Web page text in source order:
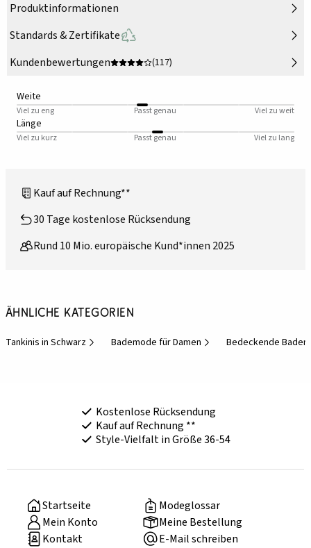
Produktinformationen
Standards & Zertifikate
Kundenbewertungen
(117)
Weite
Viel zu eng Passt genau Viel zu weit
Länge
Viel zu kurz Passt genau Viel zu lang
Kauf auf Rechnung**
30 Tage kostenlose Rücksendung
Rund 10 Mio. europäische Kund*innen 2025
Ähnliche Kategorien
Tankinis in Schwarz Bademode für Damen Bedeckende
Kostenlose Rücksendung
Kauf auf Rechnung **
Style-Vielfalt in Größe 36-54
Startseite
Modeglossar
Mein Konto
Meine Bestellung
Kontakt
E-Mail schreiben